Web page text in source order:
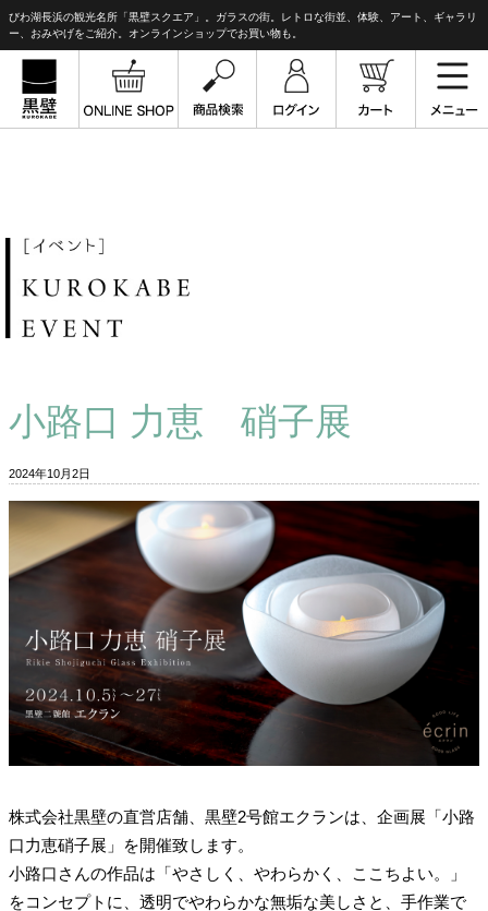
びわ湖長浜の観光名所「黒壁スクエア」。ガラスの街。レトロな街並、体験、アート、ギャラリ
ー、おみやげをご紹介。オンラインショップでお買い物も。
小路口 力恵 硝子展
2024年10月2日
株式会社黒壁の直営店舗、黒壁2号館エクランは、企画展「小路
口力恵硝子展」を開催致します。
小路口さんの作品は「やさしく、やわらかく、ここちよい。」
をコンセプトに、透明でやわらかな無垢な美しさと、手作業で